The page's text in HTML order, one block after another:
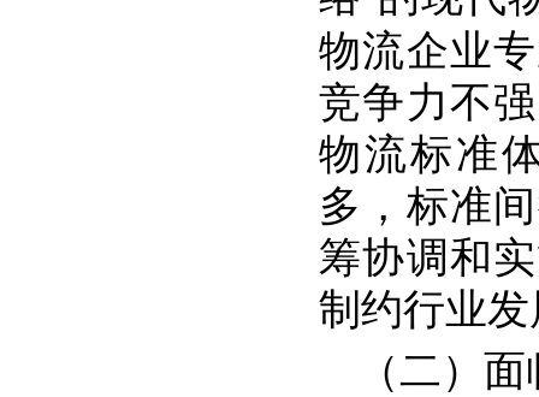
物流企业
竞争力不
物流标准
多，标准
筹协调和
制约行业
（二）